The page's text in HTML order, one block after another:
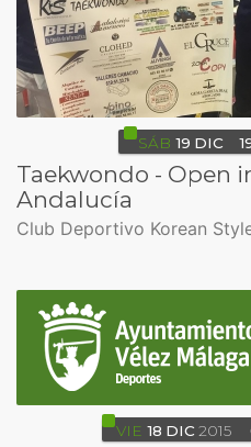
SÁB 19 DIC
Taekwondo - Open
Andalucía
Club Deportivo Korean
VIE 18 DIC 2015